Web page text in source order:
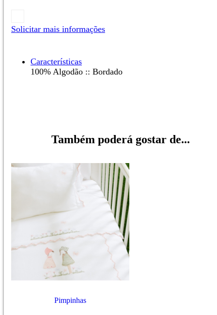
Solicitar mais informações
Características
100% Algodão :: Bordado
Também poderá gostar de...
Pimpinhas